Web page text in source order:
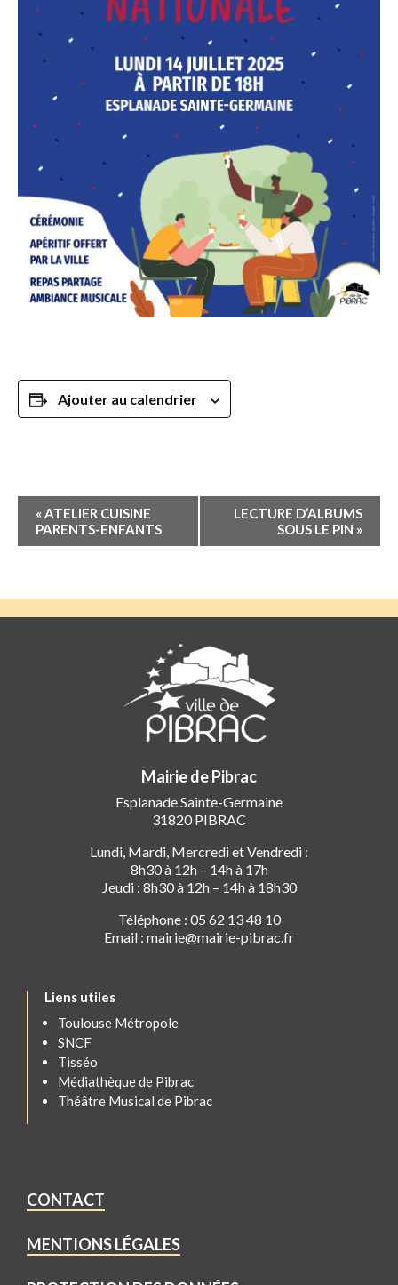
Ajouter au calendrier
Navigation
Évènement
«ATELIER CUISINE
PARENTS-ENFANTS
LECTURE D’ALBUMS
SOUS LE PIN »
Mairie de Pibrac
Esplanade Sainte-Germaine
31820 PIBRAC
Lundi, Mardi, Mercredi et Vendredi :
8h30 à 12h – 14h à 17h
Jeudi : 8h30 à 12h – 14h à 18h30
Téléphone : 05 62 13 48 10
Email : mairie@mairie-pibrac.fr
Liens utiles
Toulouse Métropole
SNCF
Tisséo
Médiathèque de Pibrac
Théâtre Musical de Pibrac
CONTACT
MENTIONS LÉGALES